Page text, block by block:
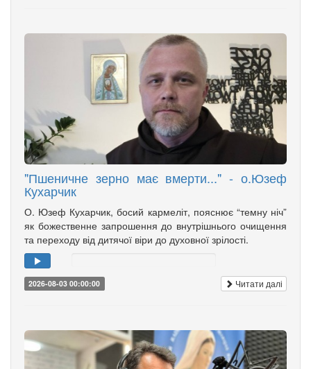
"Пшеничне зерно має вмерти..." - о.Юзеф
Кухарчик
О. Юзеф Кухарчик, босий кармеліт, пояснює “темну ніч”
як божественне запрошення до внутрішнього очищення
та переходу від дитячої віри до духовної зрілості.
2026-08-03 00:00:00 Читати далі